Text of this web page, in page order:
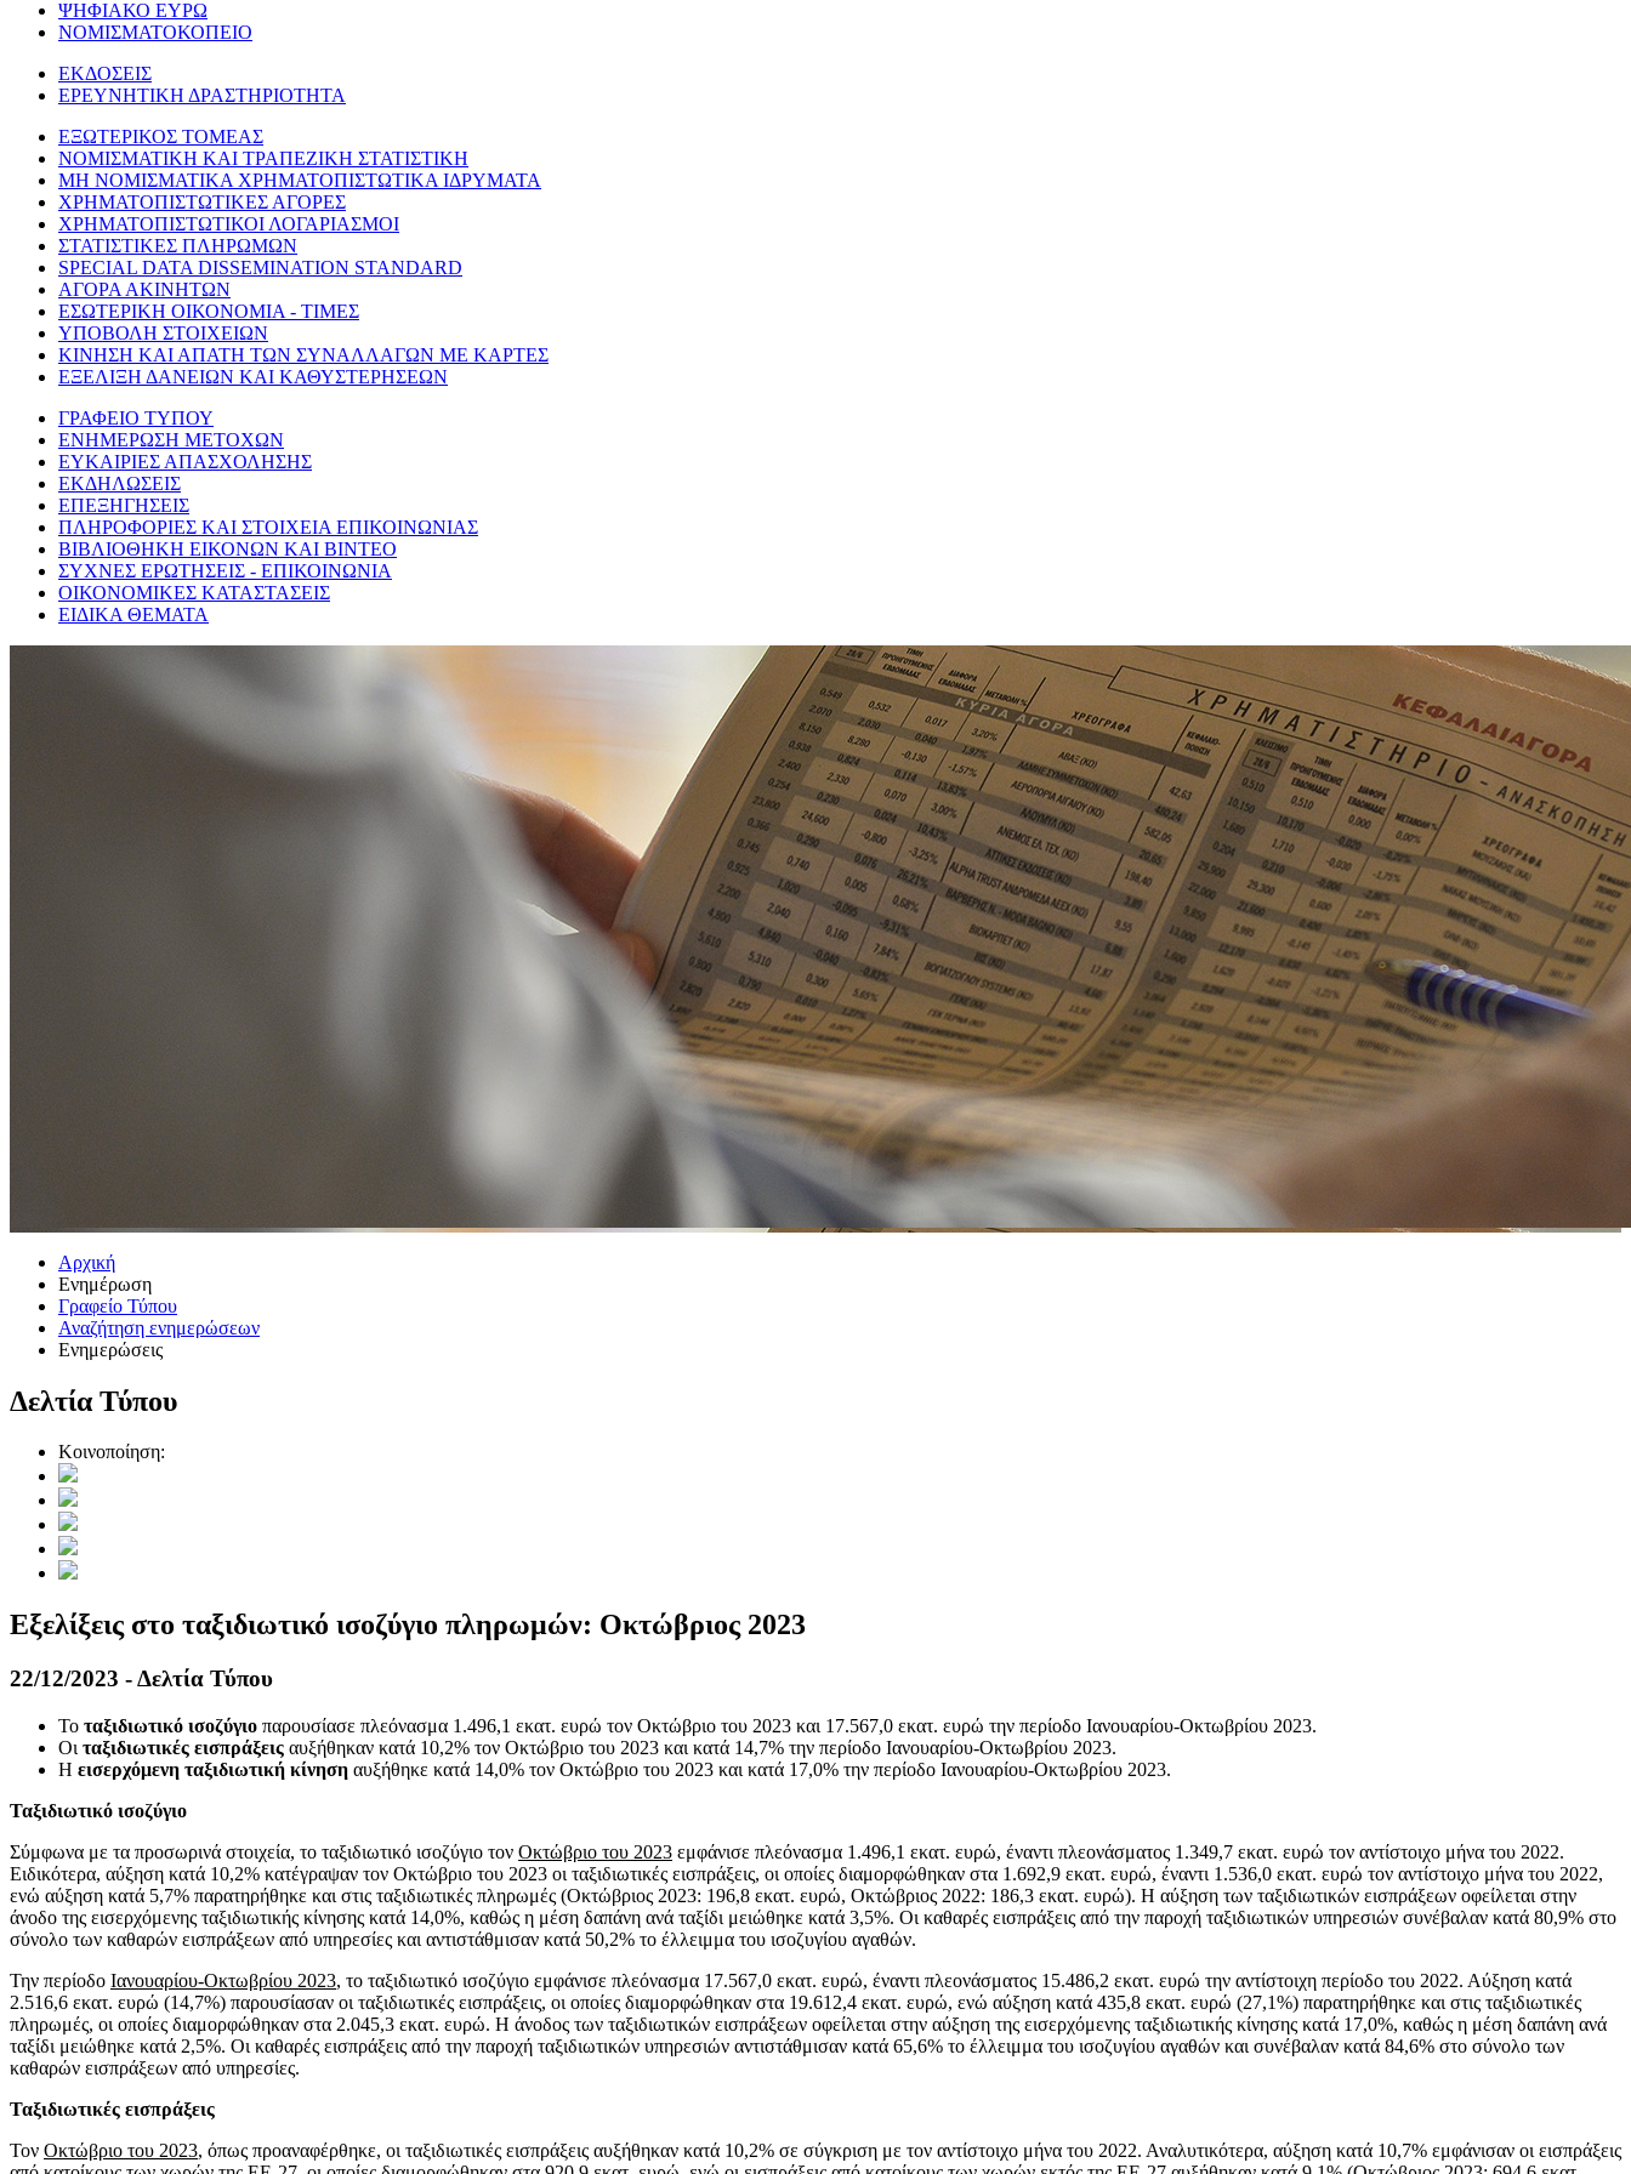
ΨΗΦΙΑΚΟ ΕΥΡΩ
ΝΟΜΙΣΜΑΤΟΚΟΠΕΙΟ
ΕΚΔΟΣΕΙΣ
ΕΡΕΥΝΗΤΙΚΗ ΔΡΑΣΤΗΡΙΟΤΗΤΑ
ΕΞΩΤΕΡΙΚΟΣ ΤΟΜΕΑΣ
ΝΟΜΙΣΜΑΤΙΚΗ ΚΑΙ ΤΡΑΠΕΖΙΚΗ ΣΤΑΤΙΣΤΙΚΗ
ΜΗ ΝΟΜΙΣΜΑΤΙΚΑ ΧΡΗΜΑΤΟΠΙΣΤΩΤΙΚΑ ΙΔΡΥΜΑΤΑ
ΧΡΗΜΑΤΟΠΙΣΤΩΤΙΚΕΣ ΑΓΟΡΕΣ
ΧΡΗΜΑΤΟΠΙΣΤΩΤΙΚΟΙ ΛΟΓΑΡΙΑΣΜΟΙ
ΣΤΑΤΙΣΤΙΚΕΣ ΠΛΗΡΩΜΩΝ
SPECIAL DATA DISSEMINATION STANDARD
ΑΓΟΡΑ ΑΚΙΝΗΤΩΝ
ΕΣΩΤΕΡΙΚΗ ΟΙΚΟΝΟΜΙΑ - ΤΙΜΕΣ
ΥΠΟΒΟΛΗ ΣΤΟΙΧΕΙΩΝ
ΚΙΝΗΣΗ ΚΑΙ ΑΠΑΤΗ ΤΩΝ ΣΥΝΑΛΛΑΓΩΝ ΜΕ ΚΑΡΤΕΣ
ΕΞΕΛΙΞΗ ΔΑΝΕΙΩΝ ΚΑΙ ΚΑΘΥΣΤΕΡΗΣΕΩΝ
ΓΡΑΦΕΙΟ ΤΥΠΟΥ
ΕΝΗΜΕΡΩΣΗ ΜΕΤΟΧΩΝ
ΕΥΚΑΙΡΙΕΣ ΑΠΑΣΧΟΛΗΣΗΣ
ΕΚΔΗΛΩΣΕΙΣ
ΕΠΕΞΗΓΗΣΕΙΣ
ΠΛΗΡΟΦΟΡΙΕΣ ΚΑΙ ΣΤΟΙΧΕΙΑ ΕΠΙΚΟΙΝΩΝΙΑΣ
ΒΙΒΛΙΟΘΗΚΗ ΕΙΚΟΝΩΝ ΚΑΙ ΒΙΝΤΕΟ
ΣΥΧΝΕΣ ΕΡΩΤΗΣΕΙΣ - ΕΠΙΚΟΙΝΩΝΙΑ
ΟΙΚΟΝΟΜΙΚΕΣ ΚΑΤΑΣΤΑΣΕΙΣ
ΕΙΔΙΚΑ ΘΕΜΑΤΑ
Αρχική
Ενημέρωση
Γραφείο Τύπου
Αναζήτηση ενημερώσεων
Ενημερώσεις
Δελτία Τύπου
Κοινοποίηση:
Εξελίξεις στο ταξιδιωτικό ισοζύγιο πληρωμών: Οκτώβριος 2023
22/12/2023 - Δελτία Τύπου
Το ταξιδιωτικό ισοζύγιο παρουσίασε πλεόνασμα 1.496,1 εκατ. ευρώ τον Οκτώβριο του 2023 και 17.567,0 εκατ. ευρώ την περίοδο Ιανουαρίου-Οκτωβρίου 2023.
Oι ταξιδιωτικές εισπράξεις αυξήθηκαν κατά 10,2% τον Οκτώβριο του 2023 και κατά 14,7% την περίοδο Ιανουαρίου-Οκτωβρίου 2023.
Η εισερχόμενη ταξιδιωτική κίνηση αυξήθηκε κατά 14,0% τον Οκτώβριο του 2023 και κατά 17,0% την περίοδο Ιανουαρίου-Οκτωβρίου 2023.
Ταξιδιωτικό ισοζύγιο
Σύμφωνα με τα προσωρινά στοιχεία, το ταξιδιωτικό ισοζύγιο τον Οκτώβριο του 2023 εμφάνισε πλεόνασμα 1.496,1 εκατ. ευρώ, έναντι πλεονάσματος 1.349,7 εκατ. ευρώ τον αντίστοιχο μήνα του 2022.
Ειδικότερα, αύξηση κατά 10,2% κατέγραψαν τον Οκτώβριο του 2023 οι ταξιδιωτικές εισπράξεις, οι οποίες διαμορφώθηκαν στα 1.692,9 εκατ. ευρώ, έναντι 1.536,0 εκατ. ευρώ τον αντίστοιχο μήνα του 2022,
ενώ αύξηση κατά 5,7% παρατηρήθηκε και στις ταξιδιωτικές πληρωμές (Οκτώβριος 2023: 196,8 εκατ. ευρώ, Οκτώβριος 2022: 186,3 εκατ. ευρώ). Η αύξηση των ταξιδιωτικών εισπράξεων οφείλεται στην
άνοδο της εισερχόμενης ταξιδιωτικής κίνησης κατά 14,0%, καθώς η μέση δαπάνη ανά ταξίδι μειώθηκε κατά 3,5%. Οι καθαρές εισπράξεις από την παροχή ταξιδιωτικών υπηρεσιών συνέβαλαν κατά 80,9% στο
σύνολο των καθαρών εισπράξεων από υπηρεσίες και αντιστάθμισαν κατά 50,2% το έλλειμμα του ισοζυγίου αγαθών.
Την περίοδο Ιανουαρίου-Οκτωβρίου 2023, το ταξιδιωτικό ισοζύγιο εμφάνισε πλεόνασμα 17.567,0 εκατ. ευρώ, έναντι πλεονάσματος 15.486,2 εκατ. ευρώ την αντίστοιχη περίοδο του 2022. Αύξηση κατά
2.516,6 εκατ. ευρώ (14,7%) παρουσίασαν οι ταξιδιωτικές εισπράξεις, οι οποίες διαμορφώθηκαν στα 19.612,4 εκατ. ευρώ, ενώ αύξηση κατά 435,8 εκατ. ευρώ (27,1%) παρατηρήθηκε και στις ταξιδιωτικές
πληρωμές, οι οποίες διαμορφώθηκαν στα 2.045,3 εκατ. ευρώ. Η άνοδος των ταξιδιωτικών εισπράξεων οφείλεται στην αύξηση της εισερχόμενης ταξιδιωτικής κίνησης κατά 17,0%, καθώς η μέση δαπάνη ανά
ταξίδι μειώθηκε κατά 2,5%. Οι καθαρές εισπράξεις από την παροχή ταξιδιωτικών υπηρεσιών αντιστάθμισαν κατά 65,6% το έλλειμμα του ισοζυγίου αγαθών και συνέβαλαν κατά 84,6% στο σύνολο των
καθαρών εισπράξεων από υπηρεσίες.
Ταξιδιωτικές εισπράξεις
Τον Οκτώβριο του 2023, όπως προαναφέρθηκε, οι ταξιδιωτικές εισπράξεις αυξήθηκαν κατά 10,2% σε σύγκριση με τον αντίστοιχο μήνα του 2022. Αναλυτικότερα, αύξηση κατά 10,7% εμφάνισαν οι εισπράξεις